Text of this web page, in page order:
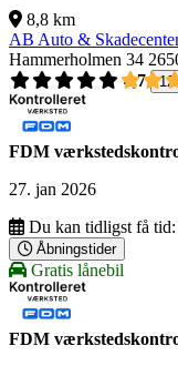
8,8 km
AB Auto &
Hammerholmen 34
4,7
FDM
27. jan 2026
Du kan tidligst få tid:
Åbningstider
Gratis lånebil
FDM